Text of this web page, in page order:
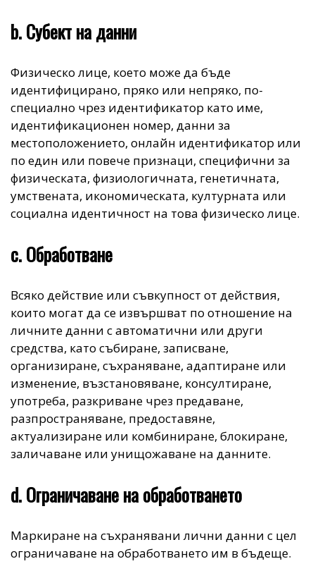
b. Субект на данни
Физическо лице, което може да бъде
идентифицирано, пряко или непряко, по-
специално чрез идентификатор като име,
идентификационен номер, данни за
местоположението, онлайн идентификатор или
по един или повече признаци, специфични за
физическата, физиологичната, генетичната,
умствената, икономическата, културната или
социална идентичност на това физическо лице.
c. Обработване
Всяко действие или съвкупност от действия,
които могат да се извършват по отношение на
личните данни с автоматични или други
средства, като събиране, записване,
организиране, съхраняване, адаптиране или
изменение, възстановяване, консултиране,
употреба, разкриване чрез предаване,
разпространяване, предоставяне,
актуализиране или комбиниране, блокиране,
заличаване или унищожаване на данните.
d. Ограничаване на обработването
Маркиране на съхранявани лични данни с цел
ограничаване на обработването им в бъдеще.